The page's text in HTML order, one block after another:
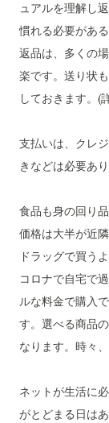
ュアルを理解し
慣れる必要があ
返品は、多くの
楽です。送り状
しておきます。(
支払いは、クレ
きなどは必要あり
食品も身の回り
価格は大半が近
ドラッグで買う
コロナで自宅で
ルな料金で購入
す。選べる商品
なります。時々
ネットが生活に
がとどまる日は